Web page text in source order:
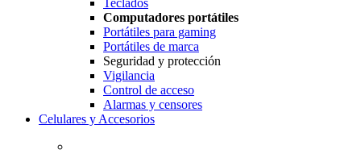
Teclados
Computadores portátiles
Portátiles para gaming
Portátiles de marca
Seguridad y protección
Vigilancia
Control de acceso
Alarmas y censores
Celulares y Accesorios